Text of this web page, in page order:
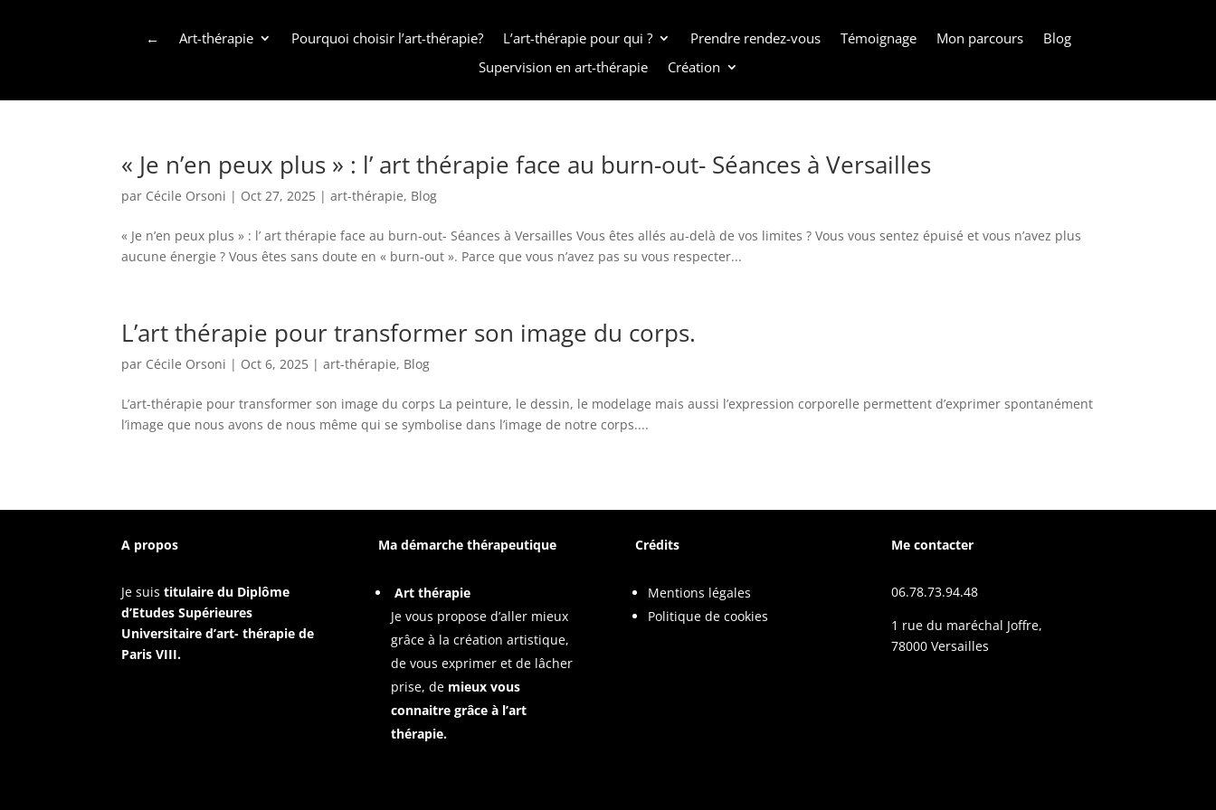
← Art-thérapie Pourquoi choisir l’art-thérapie? L’art-thérapie pour qui ? Prendre rendez-vous Témoignage Mon parcours
Blog
Supervision en art-thérapie
Création
« Je n’en peux plus » : l’ art thérapie face au burn-out- Séances à Versailles
par Cécile Orsoni | Oct 27, 2025 |art-thérapie, Blog
« Je n’en peux plus » : l’ art thérapie face au burn-out- Séances à Versailles Vous êtes allés au-delà de vos limites ? Vous vous sentez épuisé et vous n’avez plus
aucune énergie ? Vous êtes sans doute en « burn-out ». Parce que vous n’avez pas su vous respecter...
L’art thérapie pour transformer son image du corps.
par Cécile Orsoni | Oct 6, 2025 |art-thérapie, Blog
L’art-thérapie pour transformer son image du corps La peinture, le dessin, le modelage mais aussi l’expression corporelle permettent d’exprimer spontanément
l’image que nous avons de nous même qui se symbolise dans l’image de notre corps....
A propos
Je suistitulaire du Diplôme
d’Etudes Supérieures
Universitaire d’art- thérapie de
Paris VIII.
Ma démarche thérapeutique
Art thérapie
Je vous propose d’aller mieux
grâce à la création artistique,
de vous exprimer et de lâcher
prise, de mieux vous
connaitre grâce à l’art
thérapie.
Crédits
Mentions légales
Politique de cookies
Me contacter
06.78.73.94.48
1 rue du maréchal Joffre,
78000 Versailles